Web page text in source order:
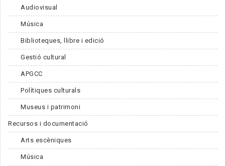
Audiovisual
Música
Biblioteques, llibre i edició
Gestió cultural
APGCC
Polítiques culturals
Museus i patrimoni
Recursos i documentació
Arts escèniques
Música